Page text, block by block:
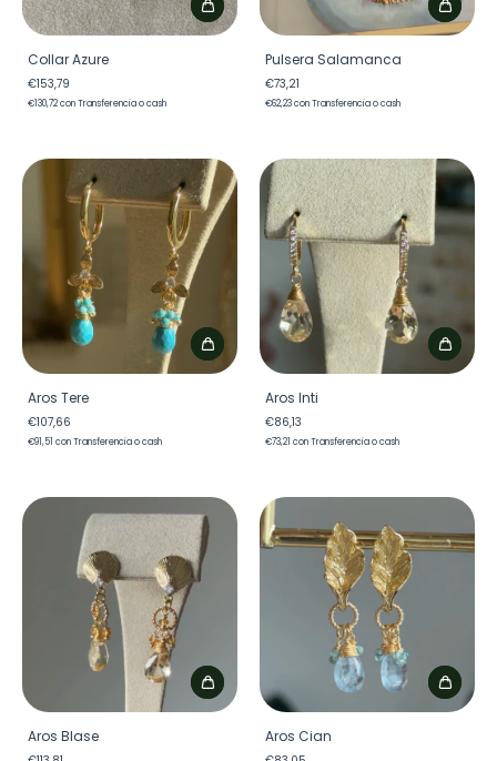
Collar Azure
€153,79
€130,72conTransferencia o cash
Pulsera Salamanca
€73,21
€62,23conTransferencia o cash
Aros Tere
€107,66
€91,51 conTransferencia o cash
Aros Inti
€86,13
€73,21 conTransferencia o cash
Aros Blase Aros Cian